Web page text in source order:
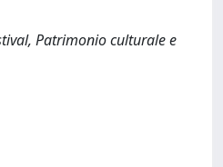
Patrimonio culturale e